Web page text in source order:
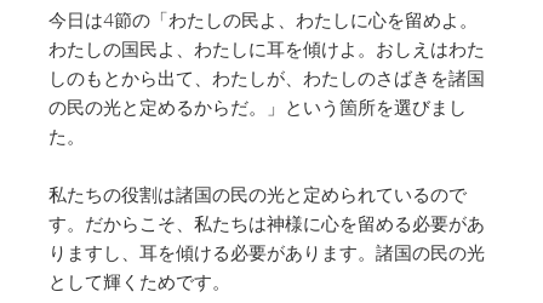
今日は4節の「わたしの民よ、わたしに心を留めよ。
わたしの国民よ、わたしに耳を傾けよ。おしえはわた
しのもとから出て、わたしが、わたしのさばきを諸国
の民の光と定めるからだ。」という箇所を選びまし
た。
私たちの役割は諸国の民の光と定められているので
す。だからこそ、私たちは神様に心を留める必要があ
りますし、耳を傾ける必要があります。諸国の民の光
として輝くためです。